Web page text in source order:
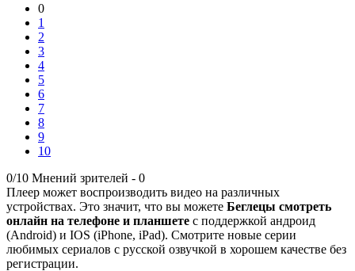
0
1
2
3
4
5
6
7
8
9
10
0/10 Мнений зрителей - 0
Плеер может воспроизводить видео на различных
устройствах. Это значит, что вы можете Беглецы смотреть
онлайн на телефоне и планшете с поддержкой андроид
(Android) и IOS (iPhone, iPad). Смотрите новые серии
любимых сериалов с русской озвучкой в хорошем качестве без
регистрации.